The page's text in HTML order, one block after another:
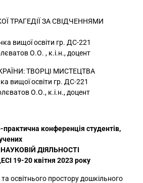
ТРАГЕДІЇ ЗА СВІДЧЕННЯМИ
вищої освіти гр. ДС-221
О.О. , к.і.н., доцент
ТВОРЦІ МИСТЕЦТВА
вищої освіти гр. ДС-221
О.О., к.і.н., доцент
конференція студентів,
ДІЯЛЬНОСТІ
19-20 квітня 2023 року
освітнього простору дошкільного